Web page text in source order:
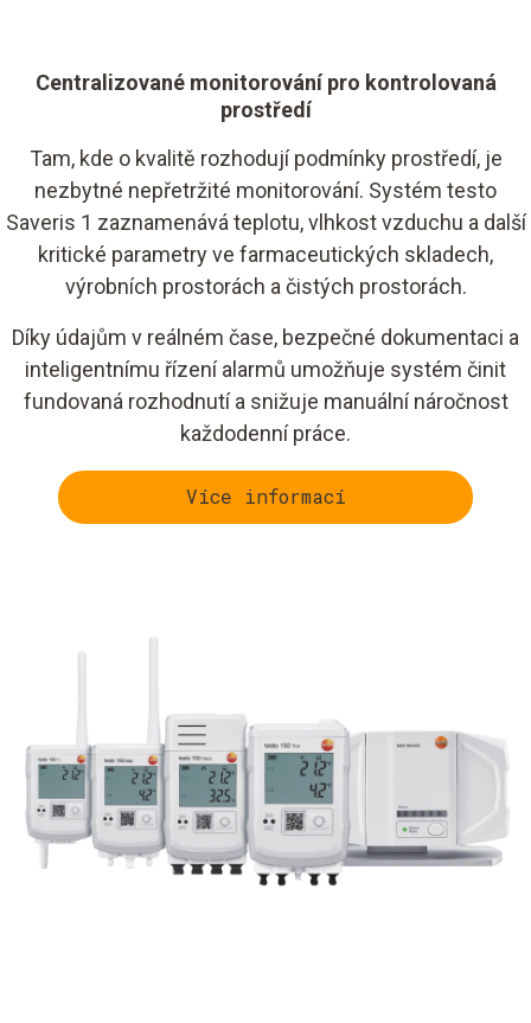
Centralizované monitorování pro kontrolovaná
prostředí
Tam, kde o kvalitě rozhodují podmínky prostředí, je
nezbytné nepřetržité monitorování. Systém testo
Saveris 1 zaznamenává teplotu, vlhkost vzduchu a další
kritické parametry ve farmaceutických skladech,
výrobních prostorách a čistých prostorách.
Díky údajům v reálném čase, bezpečné dokumentaci a
inteligentnímu řízení alarmů umožňuje systém činit
fundovaná rozhodnutí a snižuje manuální náročnost
každodenní práce.
Více informací